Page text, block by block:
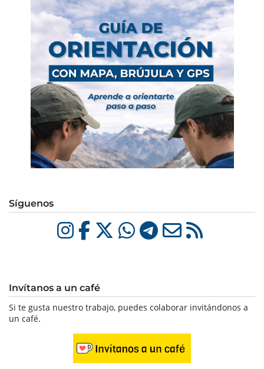
Síguenos
Invítanos a un café
Si te gusta nuestro trabajo, puedes colaborar invitándonos a
un café.